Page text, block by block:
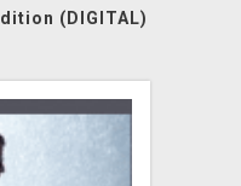
(DIGITAL)